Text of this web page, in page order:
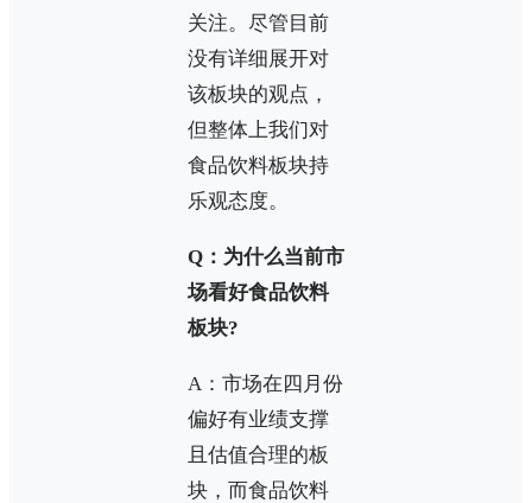
关注。尽管目前
没有详细展开对
该板块的观点，
但整体上我们对
食品饮料板块持
乐观态度。
Q：为什么当前市
场看好食品饮料
板块?
A：市场在四月份
偏好有业绩支撑
且估值合理的板
块，而食品饮料